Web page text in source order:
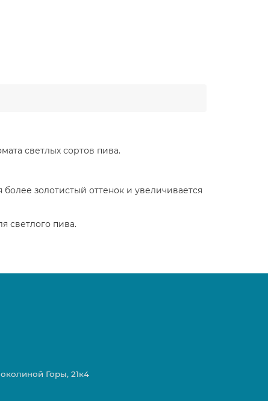
светлых сортов пива.
золотистый оттенок и увеличивается
светлого пива.
Горы, 21к4